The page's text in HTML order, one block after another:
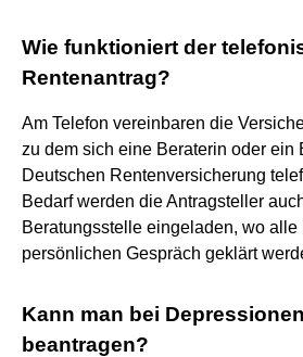
Wie funktioniert der
Rentenantrag?
Am Telefon vereinbaren die
zu dem sich eine Beraterin oder ein
Deutschen Rentenversicherung
Bedarf werden die Antragsteller
Beratungsstelle eingeladen, wo
persönlichen Gespräch geklärt
Kann man bei
beantragen?